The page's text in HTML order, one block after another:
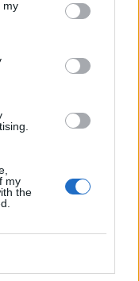
my
my
the